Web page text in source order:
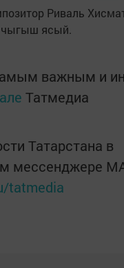
Риваль
ясый.
важным и
Татмедиа
Татарстана в
мессенджере
tatmedia